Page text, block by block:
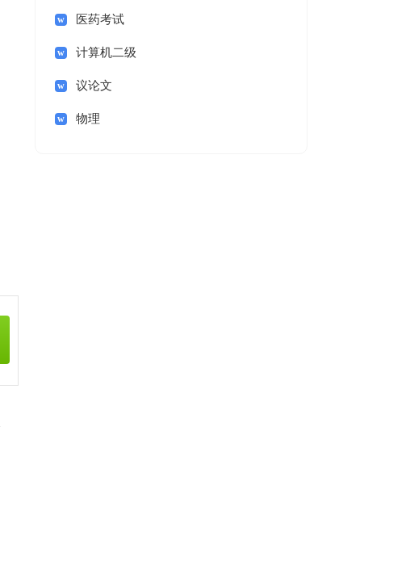
医药考试
计算机二级
议论文
物理